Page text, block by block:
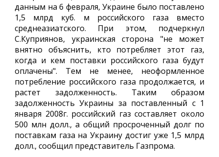
данным на 6 февраля, Украине было поставлено
1,5 млрд куб. м российского газа вместо
среднеазиатского. При этом, подчеркнул
С.Куприянов, украинская сторона "не может
внятно объяснить, кто потребляет этот газ,
когда и кем поставки российского газа будут
оплачены". Тем не менее, неоформленное
потребление российского газа продолжается, и
растет задолженность. Таким образом
задолженность Украины за поставленный с 1
января 2008г. российский газ составляет около
500 млн долл., а общий просроченный долг по
поставкам газа на Украину достиг уже 1,5 млрд
долл., сообщил представитель Газпрома.